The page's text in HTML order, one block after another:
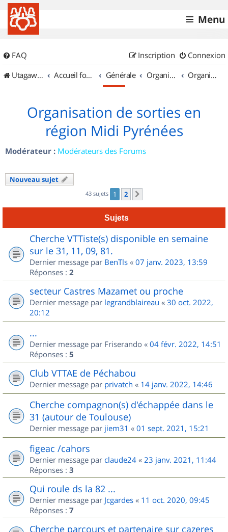
Menu
FAQ Connexion
Inscription
UtagawaVTT (Randos VTT et VTTAE avec traces GPS)
Accueil forum Générale Organisation de sorties & Recherche de partenaires Organisation de sorties en région Midi Pyrénées
Organisation de sorties en
région Midi Pyrénées
Modérateur : Modérateurs des Forums
Nouveau sujet
43 sujets 1 2
Sujets
Cherche VTTiste(s) disponible en semaine
sur le 31, 11, 09, 81.
Dernier message par BenTls « 07 janv. 2023, 13:59
Réponses : 2
secteur Castres Mazamet ou proche
Dernier message par legrandblaireau « 30 oct. 2022,
20:12
...
Dernier message par Friserando « 04 févr. 2022, 14:51
Réponses : 5
Club VTTAE de Péchabou
Dernier message par privatch « 14 janv. 2022, 14:46
Cherche compagnon(s) d'échappée dans le
31 (autour de Toulouse)
Dernier message par jiem31 « 01 sept. 2021, 15:21
figeac /cahors
Dernier message par claude24 « 23 janv. 2021, 11:44
Réponses : 3
Qui roule ds la 82 ...
Dernier message par Jcgardes « 11 oct. 2020, 09:45
Réponses : 7
Cherche parcours et partenaire sur cazeres